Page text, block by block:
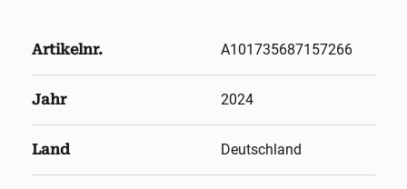
Artikelnr. A101735687157266
Jahr 2024
Land Deutschland